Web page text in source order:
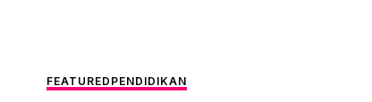
FEATURED PENDIDIKAN